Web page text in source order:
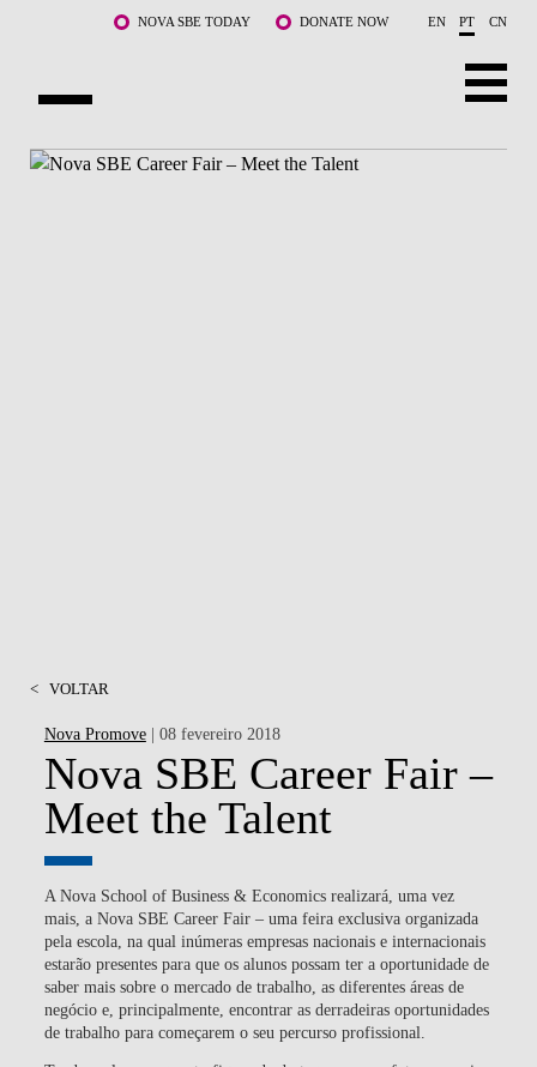
Saltar para o conteúdo principalNOVA SBE TODAY DONATE NOW EN PT CN
SOBRE NÓS
< VOLTAR
Nova Promove| 08 fevereiro 2018
Nova SBE Career Fair –
Meet the Talent
A Nova School of Business & Economics realizará, uma vez
mais, a Nova SBE Career Fair – uma feira exclusiva organizada
pela escola, na qual inúmeras empresas nacionais e internacionais
estarão presentes para que os alunos possam ter a oportunidade de
saber mais sobre o mercado de trabalho, as diferentes áreas de
negócio e, principalmente, encontrar as derradeiras oportunidades
de trabalho para começarem o seu percurso profissional.